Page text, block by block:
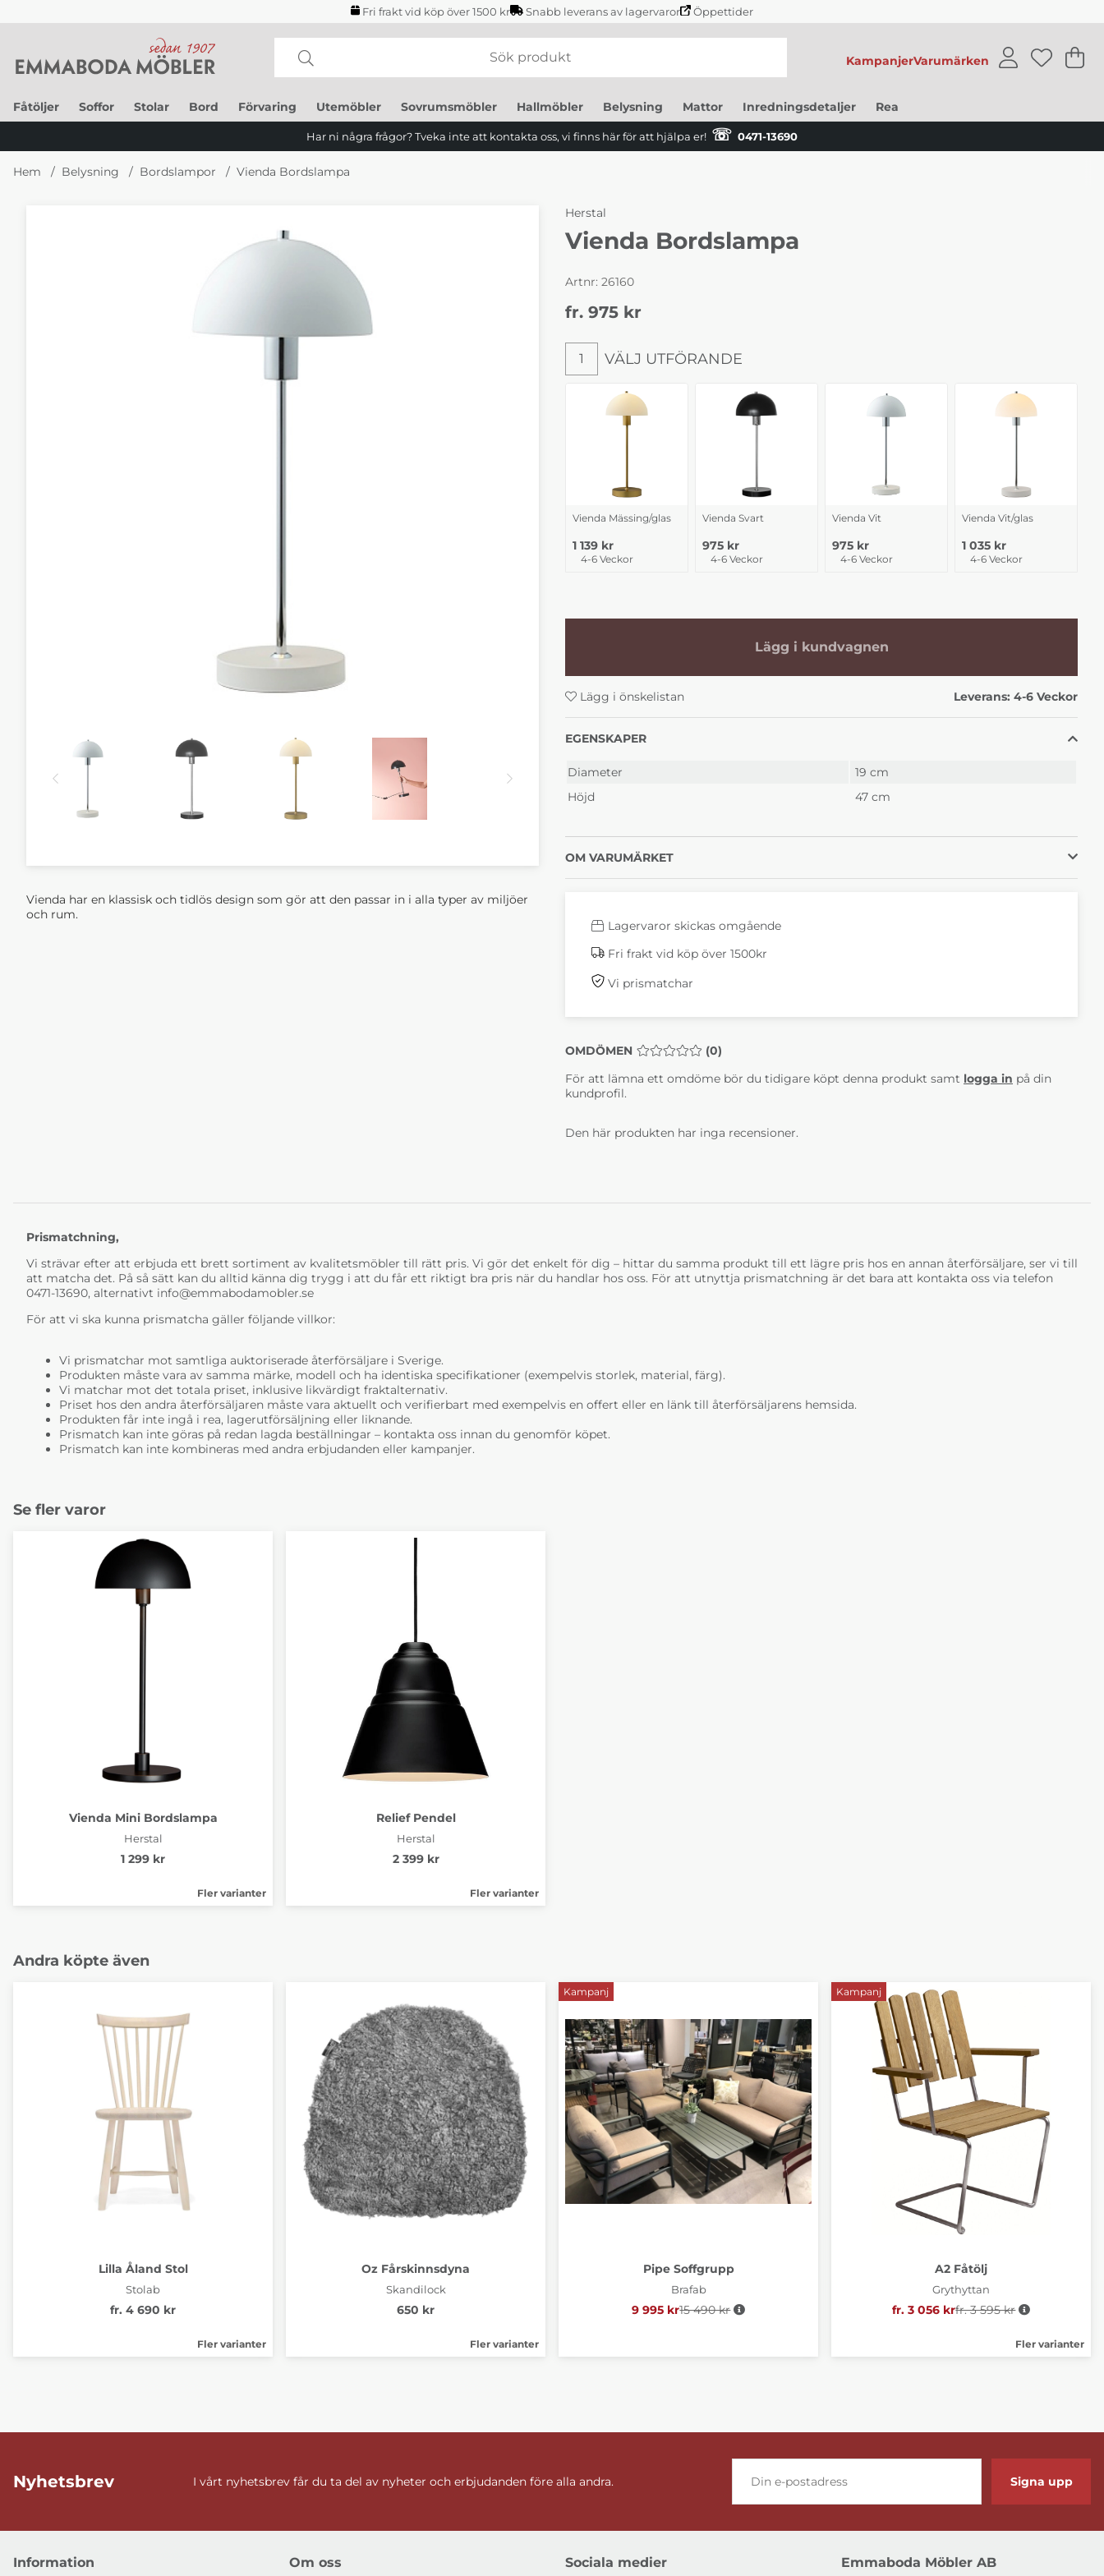
Fri frakt vid köp över 1500 kr Snabb leverans av lagervaror Öppettider
KampanjerVarumärken .
Fåtöljer Soffor Stolar Bord Förvaring Utemöbler Sovrumsmöbler Hallmöbler Belysning Mattor Inredningsdetaljer Rea
Har ni några frågor? Tveka inte att kontakta oss, vi finns här för att hjälpa er! ☏ 0471-13690
Hem Belysning Bordslampor Vienda Bordslampa
Vienda har en klassisk och tidlös design som gör att den passar in i alla typer av miljöer
och rum.
Herstal
Vienda Bordslampa
Artnr: 26160
fr. 975 kr
Välj utförande
1 VÄLJ UTFÖRANDE
Vienda Mässing/glas
1 139 kr
4-6 Veckor
Vienda Svart
975 kr
4-6 Veckor
Vienda Vit
975 kr
4-6 Veckor
Vienda Vit/glas
1 035 kr
4-6 Veckor
Lägg i kundvagnen
Lägg i önskelistan Leverans: 4-6 Veckor
EGENSKAPER
Diameter
19 cm
Höjd
47 cm
OM VARUMÄRKET
Lagervaror skickas omgående
Fri frakt vid köp över 1500kr
Vi prismatchar
OMDÖMEN MEDELBETYG 0 AV 5 ANTAL BETYG 0
(0)
För att lämna ett omdöme bör du tidigare köpt denna produkt samt logga in på din
kundprofil.
Den här produkten har inga recensioner.
Prismatchning,
Vi strävar efter att erbjuda ett brett sortiment av kvalitetsmöbler till rätt pris. Vi gör det enkelt för dig – hittar du samma produkt till ett lägre pris hos en annan återförsäljare, ser vi till
att matcha det. På så sätt kan du alltid känna dig trygg i att du får ett riktigt bra pris när du handlar hos oss. För att utnyttja prismatchning är det bara att kontakta oss via telefon
0471-13690, alternativt info@emmabodamobler.se
För att vi ska kunna prismatcha gäller följande villkor:
Vi prismatchar mot samtliga auktoriserade återförsäljare i Sverige.
Produkten måste vara av samma märke, modell och ha identiska specifikationer (exempelvis storlek, material, färg).
Vi matchar mot det totala priset, inklusive likvärdigt fraktalternativ.
Priset hos den andra återförsäljaren måste vara aktuellt och verifierbart med exempelvis en offert eller en länk till återförsäljarens hemsida.
Produkten får inte ingå i rea, lagerutförsäljning eller liknande.
Prismatch kan inte göras på redan lagda beställningar – kontakta oss innan du genomför köpet.
Prismatch kan inte kombineras med andra erbjudanden eller kampanjer.
Se fler varor
Vienda Mini Bordslampa
Herstal
1 299 kr
Fler varianter
Relief Pendel
Herstal
2 399 kr
Fler varianter
Andra köpte även
Lilla Åland Stol
Stolab
fr. 4 690 kr
Fler varianter
Oz Fårskinnsdyna
Skandilock
650 kr
Fler varianter
Kampanj
Pipe Soffgrupp
Brafab
9 995 kr Ordinarie pris:
15 490 kr
Kampanj
A2 Fåtölj
Grythyttan
fr. 3 056 kr Ordinarie pris:
fr. 3 595 kr
Fler varianter
Nyhetsbrev I vårt nyhetsbrev får du ta del av nyheter och erbjudanden före alla andra. Signa upp
Information Om oss Sociala medier Emmaboda Möbler AB